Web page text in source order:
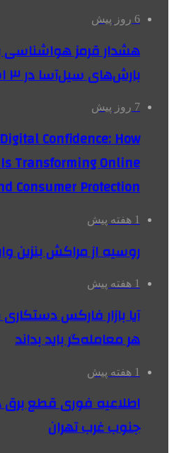
6 روز پیش
بارش‌های سیل‌آسا در ۳ استان
7 روز پیش
Confidence: How
Transforming Online
Consumer Protection
1 هفته پیش
روسیه از مراکش بنزین
1 هفته پیش
آیا بازار فارکس
هر معامله‌گر باید بداند
1 هفته پیش
اطلاعیه فوری قطع برق
جنوب غرب تهران